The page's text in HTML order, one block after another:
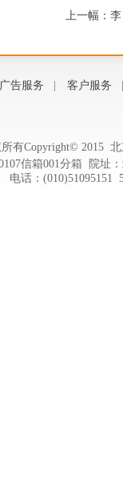
上一幅：
广告服务 客户服务
所有Copyright© 2015
信箱001分箱 院址
电话：(010)51095151